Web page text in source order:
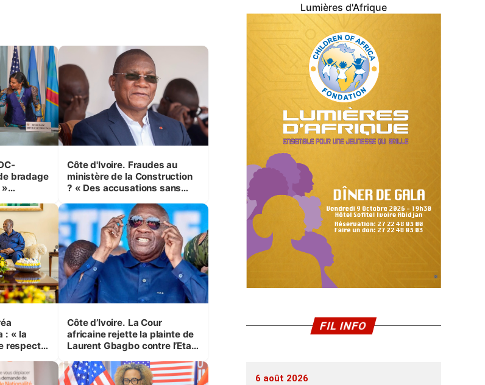
bradage
Côte d'Ivoire. Fraudes au
ministère de la Construction
? « Des accusations sans
Koné à Assalé Tiémoko
: « la
respect
Côte d’Ivoire. La Cour
africaine rejette la plainte de
Laurent Gbagbo contre l’Etat
la liste électorale
Lumières d'Afrique
FIL INFO
6 août 2026